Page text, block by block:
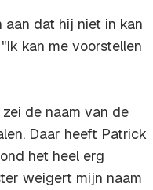
dat hij niet in kan
kan me voorstellen
de naam van de
Daar heeft Patrick
het heel erg
weigert mijn naam